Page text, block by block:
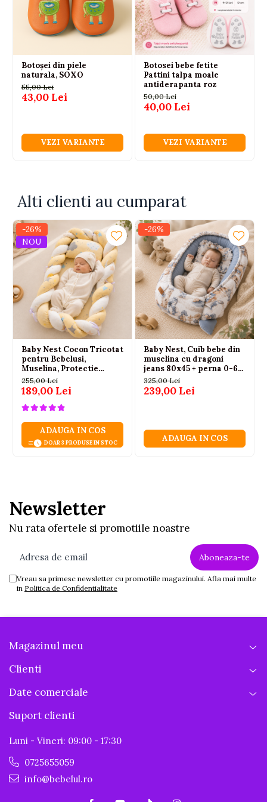
Cuibusor bebelusi, Baby nest din bumbac, Appekids, Clouds
Botoșei din piele
naturala, SOXO
55,00 Lei
43,00 Lei
VEZI VARIANTE
Botosei bebe fetite
Pattini talpa moale
antiderapanta roz
50,00 Lei
40,00 Lei
VEZI VARIANTE
Alti clienti au cumparat
-26%
NOU
Baby Nest Cocon Tricotat
pentru Bebelusi,
Muselina, Protectie
Impletita, Saltea si
Pernuta Incluse, 72 x 52
cm, Galben, 0-1 Ani
255,00 Lei
189,00 Lei
ADAUGA IN COS
DOAR 3 PRODUSE IN STOC
-26%
Baby Nest, Cuib bebe din
muselina cu dragoni
jeans 80x45 + perna 0-6
luni
325,00 Lei
239,00 Lei
ADAUGA IN COS
Newsletter
Nu rata ofertele si promotiile noastre
Vreau sa primesc newsletter cu promotiile magazinului. Afla mai multe
in Politica de Confidentialitate
Magazinul meu
Clienti
Date comerciale
Suport clienti
Luni - Vineri: 09:00 - 17:30
0725655059
info@bebelul.ro